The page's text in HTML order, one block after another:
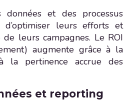
données et des processus
leurs efforts et
de leurs campagnes. Le ROI
augmente grâce à la
la pertinence accrue des
et reporting